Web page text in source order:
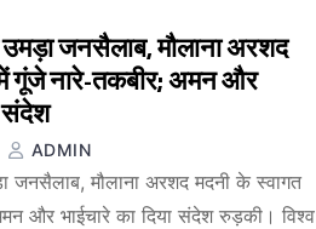
उमड़ा जनसैलाब, मौलाना अरशद
गूंजे नारे-तकबीर; अमन और
संदेश
ADMIN
जनसैलाब, मौलाना अरशद मदनी के स्वागत
और भाईचारे का दिया संदेश रुड़की। विश्व